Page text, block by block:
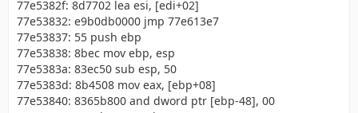
77e5382f: 8d7702 lea esi, [edi+02]
77e53832: e9b0db0000 jmp 77e613e7
77e53837: 55 push ebp
77e53838: 8bec mov ebp, esp
77e5383a: 83ec50 sub esp, 50
77e5383d: 8b4508 mov eax, [ebp+08]
77e53840: 8365b800 and dword ptr [ebp-48], 00